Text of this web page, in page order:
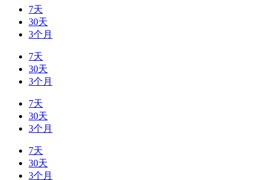
7天
30天
3个月
7天
30天
3个月
7天
30天
3个月
7天
30天
3个月